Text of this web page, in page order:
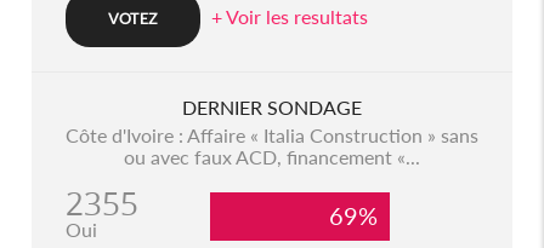
+ Voir les resultats
DERNIER SONDAGE
Côte d'Ivoire : Affaire « Italia Construction » sans
ou avec faux ACD, financement «...
2355
Oui 69%